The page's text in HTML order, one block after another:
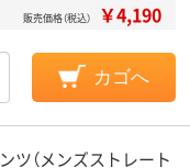
販売価格（税込） ￥4,190
カゴへ
（メンズストレート